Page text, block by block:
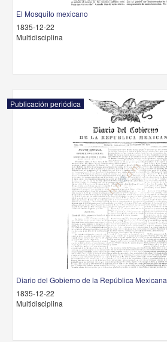
El Mosquito mexicano
1835-12-22
Multidisciplina
Publicación periódica
Diario del Gobierno de la República Mexicana
1835-12-22
Multidisciplina